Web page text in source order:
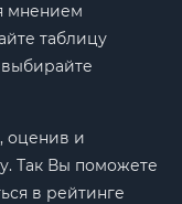
мнением
таблицу
оценив и
Так Вы поможете
в рейтинге